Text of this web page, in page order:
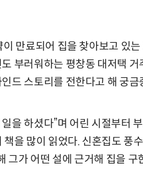
만료되어 집을 찾아보고 있
부러워하는 평창동 대저택
드 스토리를 전한다고 해 궁금
을 하셨다”며 어린 시절부터
을 많이 읽었다. 신혼집도 풍
그가 어떤 설에 근거해 집을